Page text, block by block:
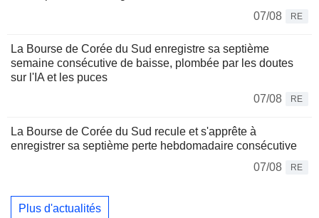
07/08
RE
La Bourse de Corée du Sud enregistre sa septième
semaine consécutive de baisse, plombée par les doutes
sur l'IA et les puces
07/08
RE
La Bourse de Corée du Sud recule et s'apprête à
enregistrer sa septième perte hebdomadaire consécutive
07/08
RE
Plus d'actualités